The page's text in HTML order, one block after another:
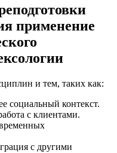
применение
и тем, таких как:
социальный контекст.
с клиентами.
с другими